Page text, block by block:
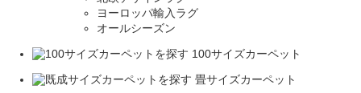
ヨーロッパ輸入ラグ
オールシーズン
100サイズカーペット
畳サイズカーペット